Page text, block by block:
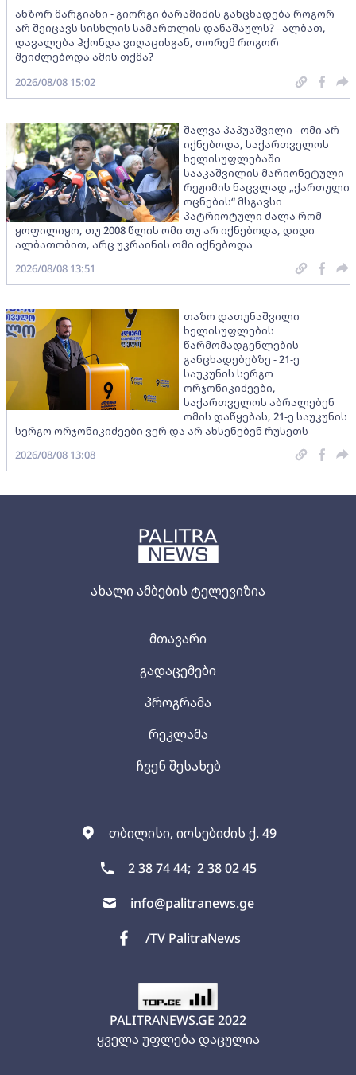
ახალი ამბების ტელევიზია
თბილისი, იოსებიძის ქ. 49
2 38 74 44; 2 38 02 45
info@palitranews.ge
/TV PalitraNews
მთავარი
გადაცემები
პროგრამა
რეკლამა
ჩვენ შესახებ
PALITRANEWS.GE 2022
ყველა უფლება დაცულია
ანზორ მარგიანი - გიორგი ბარამიძის განცხადება როგორ
არ შეიცავს სისხლის სამართლის დანაშაულს? - ალბათ,
დავალება ჰქონდა ვიღაცისგან, თორემ როგორ
შეიძლებოდა ამის თქმა?
2026/08/08 15:02
შალვა პაპუაშვილი - ომი არ
იქნებოდა, საქართველოს
ხელისუფლებაში
სააკაშვილის მარიონეტული
რეჟიმის ნაცვლად „ქართული
ოცნების“ მსგავსი
პატრიოტული ძალა რომ
ყოფილიყო, თუ 2008 წლის ომი თუ არ იქნებოდა, დიდი
ალბათობით, არც უკრაინის ომი იქნებოდა
2026/08/08 13:51
თაზო დათუნაშვილი
ხელისუფლების
წარმომადგენლების
განცხადებებზე - 21-ე
საუკუნის სერგო
ორჯონიკიძეები,
საქართველოს აბრალებენ
ომის დაწყებას, 21-ე საუკუნის
სერგო ორჯონიკიძეები ვერ და არ ახსენებენ რუსეთს
2026/08/08 13:08